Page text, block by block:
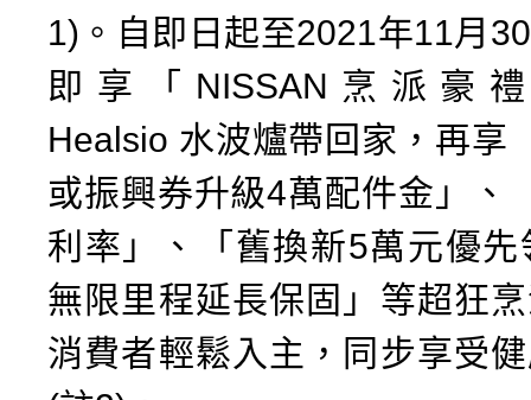
1)。自即日起至2021年11月
即享「NISSAN烹派豪禮
Healsio 水波爐帶回家，再享
或振興券升級4萬配件金」、
利率」、「舊換新5萬元優先
無限里程延長保固」等超狂
消費者輕鬆入主，同步享受